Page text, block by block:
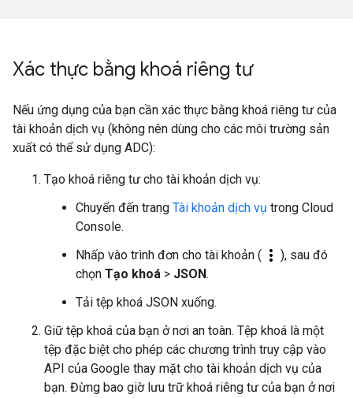
Xác thực bằng khoá riêng tư
Nếu ứng dụng của bạn cần xác thực bằng khoá riêng tư của
tài khoản dịch vụ (không nên dùng cho các môi trường sản
xuất có thể sử dụng ADC):
Tạo khoá riêng tư cho tài khoản dịch vụ:
Chuyển đến trang Tài khoản dịch vụ trong Cloud
Console.
Nhấp vào trình đơn cho tài khoản ( more_vert ), sau đó
chọn Tạo khoá > JSON.
Tải tệp khoá JSON xuống.
Giữ tệp khoá của bạn ở nơi an toàn. Tệp khoá là một
tệp đặc biệt cho phép các chương trình truy cập vào
API của Google thay mặt cho tài khoản dịch vụ của
bạn. Đừng bao giờ lưu trữ khoá riêng tư của bạn ở nơi